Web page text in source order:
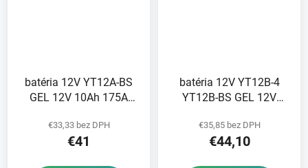
batéria 12V YT12A-BS
GEL 12V 10Ah 175A
technológia 150x88x105
A-TECH aktivovaná vo
€33,33 bez DPH
€41
batéria 12V YT12B-4
YT12B-BS GEL 12V
GEL technológia
150x69x130 A-TECH
€35,85 bez DPH
€44,10